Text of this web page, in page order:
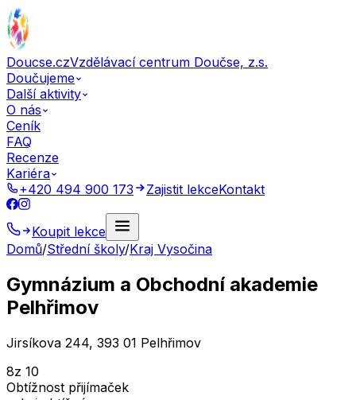
Doucse.czVzdělávací centrum Doučse, z.s.
Doučujeme
Další aktivity
O nás
Ceník
FAQ
Recenze
Kariéra
+420 494 900 173
Zajistit lekceKontakt
Koupit lekce
Domů/Střední školy/Kraj Vysočina
Gymnázium a Obchodní akademie
Pelhřimov
Jirsíkova 244, 393 01 Pelhřimov
8z 10
Obtížnost přijímaček